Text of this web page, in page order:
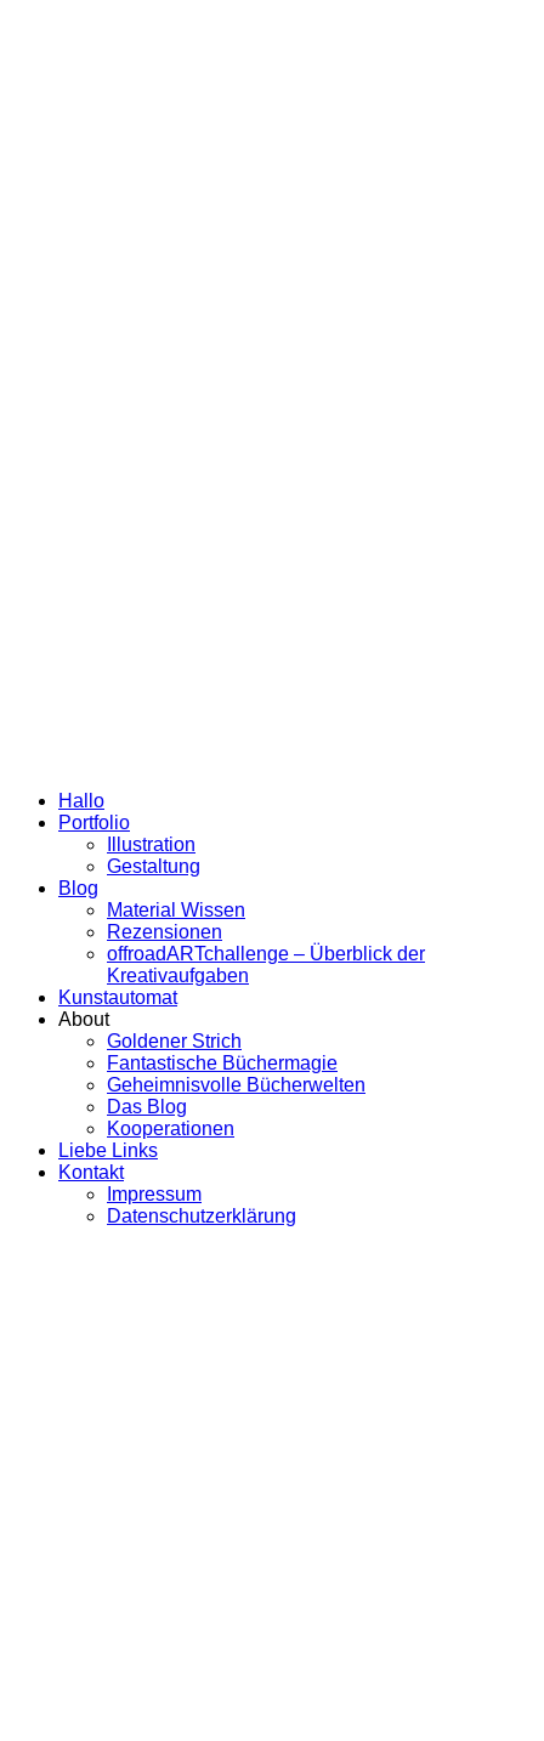
Hallo
Portfolio
Illustration
Gestaltung
Blog
Material Wissen
Rezensionen
offroadARTchallenge – Überblick der
Kreativaufgaben
Kunstautomat
About
Goldener Strich
Fantastische Büchermagie
Geheimnisvolle Bücherwelten
Das Blog
Kooperationen
Liebe Links
Kontakt
Impressum
Datenschutzerklärung